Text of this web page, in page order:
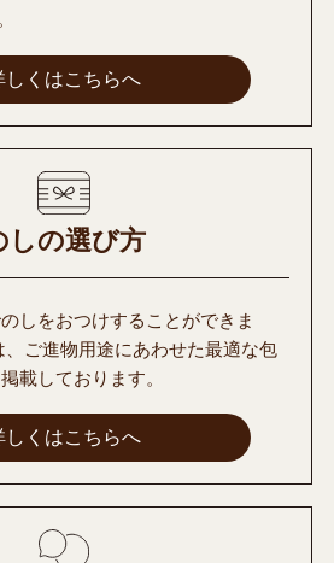
しくはこちらへ
しの選び方
しをおつけすることができま
ご進物用途にあわせた最適な包
載しております。
しくはこちらへ